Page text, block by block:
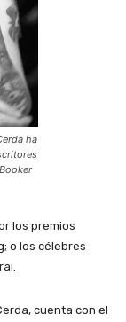
ha
los premios
o los célebres
cuenta con el